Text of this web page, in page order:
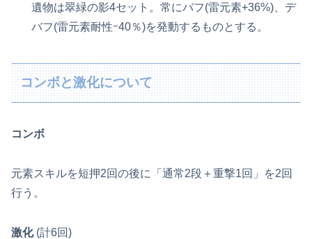
遺物は翠緑の影4セット。常にバフ(雷元素+36%)、デ
バフ(雷元素耐性ｰ40％)を発動するものとする。
コンボと激化について
コンボ
元素スキルを短押2回の後に「通常2段＋重撃1回」を2回
行う。
激化(計6回)